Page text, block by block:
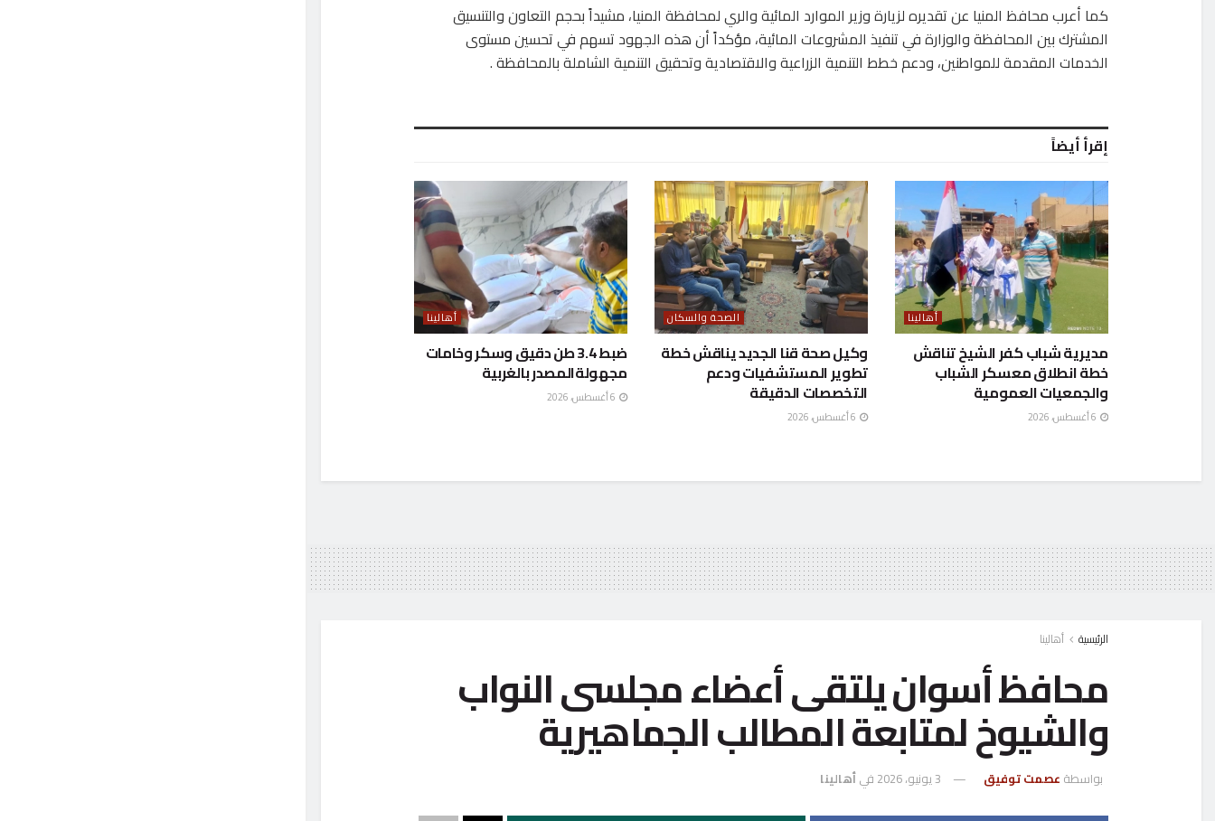
كما أعرب محافظ المنيا عن تقديره لزيارة وزير الموارد المائية والري لمحافظة المنيا، مشيداً بحجم التعاون والتنسيق
المشترك بين المحافظة والوزارة في تنفيذ المشروعات المائية، مؤكداً أن هذه الجهود تسهم في تحسين مستوى
الخدمات المقدمة للمواطنين، ودعم خطط التنمية الزراعية والاقتصادية وتحقيق التنمية الشاملة بالمحافظة .
إقرأ أيضاً
أهالينا
مديرية شباب كفر الشيخ تناقش
خطة انطلاق معسكر الشباب
والجمعيات العمومية
الصحة والسكان
وكيل صحة قنا الجديد يناقش خطة
تطوير المستشفيات ودعم
التخصصات الدقيقة
أهالينا
ضبط 3.4 طن دقيق وسكر وخامات
مجهولةالمصدر بالغربية
الرئيسية أهالينا
محافظ أسوان يلتقى أعضاء مجلسى النواب
والشيوخ لمتابعة المطالب الجماهيرية
بواسطة عصمت توفيق 3 يونيو، 2026 فيأهالينا